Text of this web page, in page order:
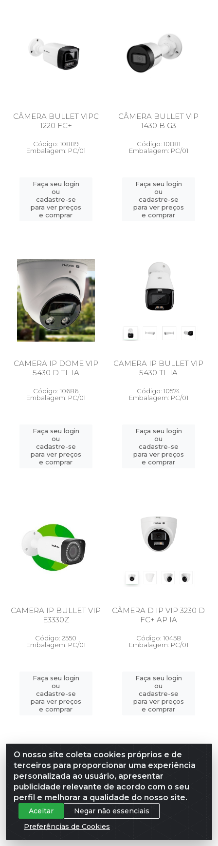
CÂMERA BULLET VIPC
1220 FC+
Código: 10889
Embalagem: PC/01
Faça seu login
ou
cadastre-se
para ver preços
e comprar
CÂMERA BULLET VIP
1430 B G3
Código: 10881
Embalagem: PC/01
Faça seu login
ou
cadastre-se
para ver preços
e comprar
CAMERA IP DOME VIP
5430 D TL IA
Código: 10686
Embalagem: PC/01
Faça seu login
ou
cadastre-se
para ver preços
e comprar
CAMERA IP BULLET VIP
5430 TL IA
Código: 10574
Embalagem: PC/01
Faça seu login
ou
cadastre-se
para ver preços
e comprar
CAMERA IP BULLET VIP
E3330Z
Código: 2550
Embalagem: PC/01
Faça seu login
ou
cadastre-se
para ver preços
e comprar
CÂMERA D IP VIP 3230 D
FC+ AP IA
Código: 10458
Embalagem: PC/01
Faça seu login
ou
cadastre-se
para ver preços
e comprar
O nosso site coleta cookies próprios e de
terceiros para proporcionar uma experiência
personalizada ao usuário, apresentar
publicidade relevante de acordo com o seu
perfil e melhorar a qualidade do nosso site.
Aceitar
Negar não essenciais
Preferências de Cookies